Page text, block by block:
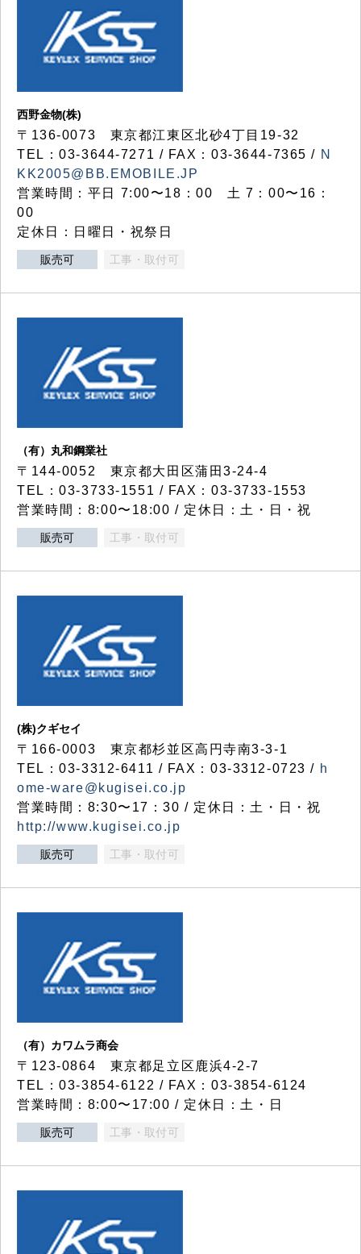
西野金物(株)
〒136-0073 東京都江東区北砂4丁目19-32
TEL：03‐3644‐7271 / FAX：03-3644-7365 / N
KK2005@BB.EMOBILE.JP
営業時間：平日 7:00〜18：00 土 7：00〜16：
00
定休日：日曜日・祝祭日
販売可 工事・取付可
（有）丸和鋼業社
〒144-0052 東京都大田区蒲田3-24-4
TEL：03-3733-1551 / FAX：03-3733-1553
営業時間：8:00〜18:00 / 定休日：土・日・祝
販売可 工事・取付可
(株)クギセイ
〒166-0003 東京都杉並区高円寺南3-3-1
TEL：03-3312-6411 / FAX：03-3312-0723 / h
ome-ware@kugisei.co.jp
営業時間：8:30〜17：30 / 定休日：土・日・祝
http://www.kugisei.co.jp
販売可 工事・取付可
（有）カワムラ商会
〒123-0864 東京都足立区鹿浜4-2-7
TEL：03-3854-6122 / FAX：03-3854-6124
営業時間：8:00〜17:00 / 定休日：土・日
販売可 工事・取付可